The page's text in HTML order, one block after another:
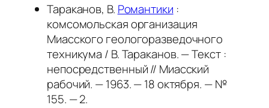
Тараканов, В. Романтики :
комсомольская организация
Миасского геологоразведочного
техникума / В. Тараканов. — Текст :
непосредственный // Миасский
рабочий. — 1963. — 18 октября. — №
155. — 2.